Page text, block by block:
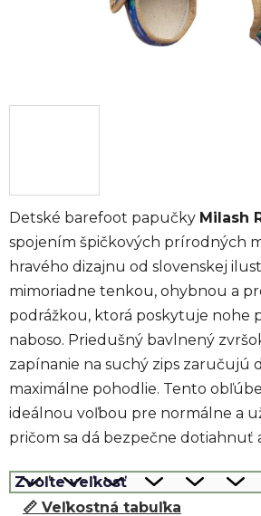
Detské barefoot papučky Milash
spojením špičkových prírodných
hravého dizajnu od slovenskej
mimoriadne tenkou, ohybnou a
podrážkou, ktorá poskytuje nohe
naboso. Priedušný bavlnený
zapínanie na suchý zips zaručujú
maximálne pohodlie. Tento
ideálnou voľbou pre normálne a
pričom sa dá bezpečne dotiahnuť
📏 Veľkostná tabuľka